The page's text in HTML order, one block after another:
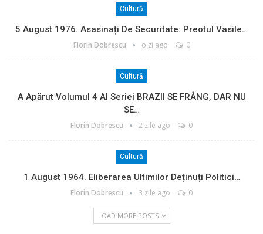
Cultură
5 August 1976. Asasinați De Securitate: Preotul Vasile…
Florin Dobrescu o zi ago 0
Cultură
A Apărut Volumul 4 Al Seriei BRAZII SE FRÂNG, DAR NU
SE…
Florin Dobrescu 2 zile ago 0
Cultură
1 August 1964. Eliberarea Ultimilor Deținuți Politici…
Florin Dobrescu 3 zile ago 0
LOAD MORE POSTS